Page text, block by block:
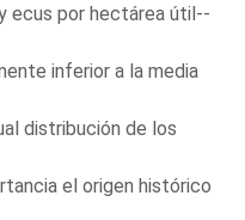
ecus por hectárea útil--
inferior a la media
distribución de los
el origen histórico